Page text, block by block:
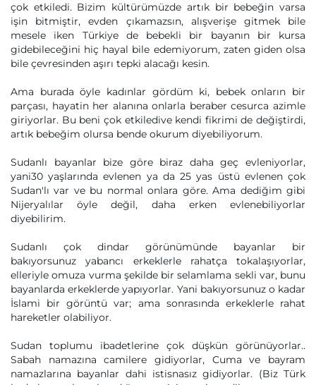
çok etkiledi. Bizim kültürümüzde artık bir bebeğin varsa
işin bitmiştir, evden çıkamazsın, alışverişe gitmek bile
mesele iken Türkiye de bebekli bir bayanın bir kursa
gidebileceğini hiç hayal bile edemiyorum, zaten giden olsa
bile çevresinden aşırı tepki alacağı kesin.
Ama burada öyle kadınlar gördüm ki, bebek onların bir
parçası, hayatin her alanına onlarla beraber cesurca azimle
giriyorlar. Bu beni çok etkiledive kendi fikrimi de değiştirdi,
artık bebeğim olursa bende okurum diyebiliyorum.
Sudanlı bayanlar bize göre biraz daha geç evleniyorlar,
yani30 yaşlarında evlenen ya da 25 yas üstü evlenen çok
Sudan'lı var ve bu normal onlara göre. Ama dediğim gibi
Nijeryalılar öyle değil, daha erken evlenebiliyorlar
diyebilirim.
Sudanlı çok dindar görünümünde bayanlar bir
bakıyorsunuz yabancı erkeklerle rahatça tokalaşıyorlar,
elleriyle omuza vurma şekilde bir selamlama sekli var, bunu
bayanlarda erkeklerde yapıyorlar. Yani bakıyorsunuz o kadar
İslami bir görüntü var; ama sonrasında erkeklerle rahat
hareketler olabiliyor.
Sudan toplumu ibadetlerine çok düşkün görünüyorlar..
Sabah namazına camilere gidiyorlar, Cuma ve bayram
namazlarına bayanlar dahi istisnasız gidiyorlar. (Biz Türk